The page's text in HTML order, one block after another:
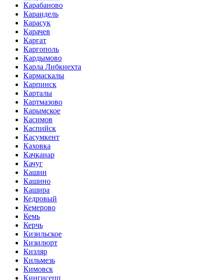
Карабаново
Караидель
Карасук
Карачев
Каргат
Каргополь
Кардымово
Карла Либкнехта
Кармаскалы
Карпинск
Карталы
Картмазово
Карымское
Касимов
Каспийск
Касумкент
Каховка
Качканар
Качуг
Кашин
Кашино
Кашира
Кедровый
Кемерово
Кемь
Керчь
Кизильское
Кизилюрт
Кизляр
Кильмезь
Кимовск
Кингисепп